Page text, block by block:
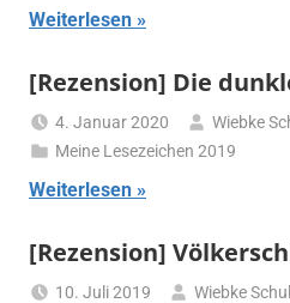
Weiterlesen
[Rezension] Die
4. Januar 2020
Wiebke
Meine Lesezeichen 2019
Weiterlesen
[Rezension]
10. Juli 2019
Wiebke